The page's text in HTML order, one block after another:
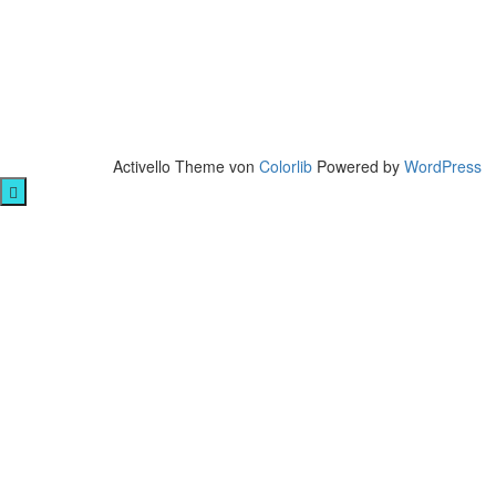
Activello Theme von Colorlib Powered by WordPress